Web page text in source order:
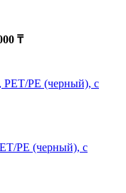
₸
PE (черный), с